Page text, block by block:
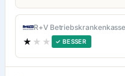
R+V Betriebskrankenkasse
★ ★★ ✓ BESSER